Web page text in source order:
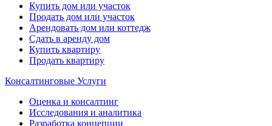
Купить дом или участок
Продать дом или участок
Арендовать дом или коттедж
Сдать в аренду дом
Купить квартиру
Продать квартиру
Консалтинговые Услуги
Оценка и консалтинг
Исследования и аналитика
Разработка концепции